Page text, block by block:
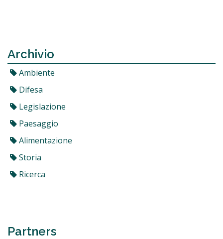
Archivio
Ambiente
Difesa
Legislazione
Paesaggio
Alimentazione
Storia
Ricerca
Partners